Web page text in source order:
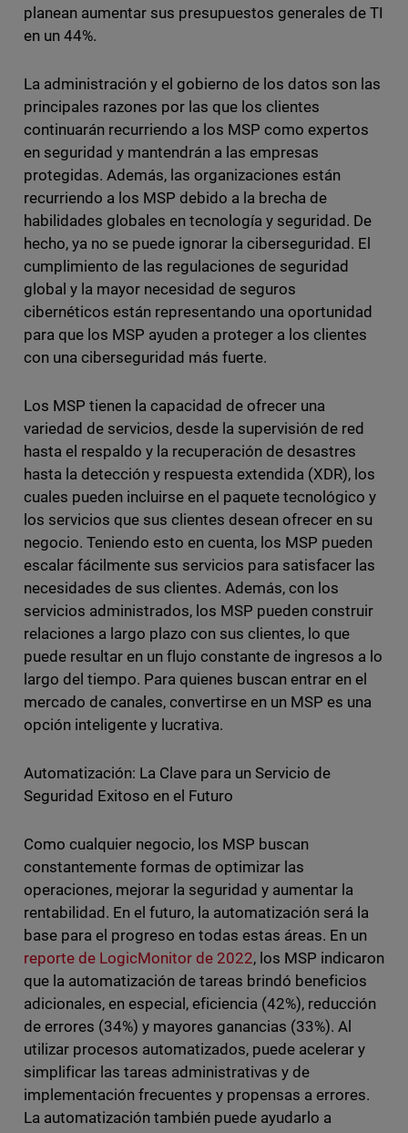
planean aumentar sus presupuestos generales de TI
en un 44%.
La administración y el gobierno de los datos son las
principales razones por las que los clientes
continuarán recurriendo a los MSP como expertos
en seguridad y mantendrán a las empresas
protegidas. Además, las organizaciones están
recurriendo a los MSP debido a la brecha de
habilidades globales en tecnología y seguridad. De
hecho, ya no se puede ignorar la ciberseguridad. El
cumplimiento de las regulaciones de seguridad
global y la mayor necesidad de seguros
cibernéticos están representando una oportunidad
para que los MSP ayuden a proteger a los clientes
con una ciberseguridad más fuerte.
Los MSP tienen la capacidad de ofrecer una
variedad de servicios, desde la supervisión de red
hasta el respaldo y la recuperación de desastres
hasta la detección y respuesta extendida (XDR), los
cuales pueden incluirse en el paquete tecnológico y
los servicios que sus clientes desean ofrecer en su
negocio. Teniendo esto en cuenta, los MSP pueden
escalar fácilmente sus servicios para satisfacer las
necesidades de sus clientes. Además, con los
servicios administrados, los MSP pueden construir
relaciones a largo plazo con sus clientes, lo que
puede resultar en un flujo constante de ingresos a lo
largo del tiempo. Para quienes buscan entrar en el
mercado de canales, convertirse en un MSP es una
opción inteligente y lucrativa.
Automatización: La Clave para un Servicio de
Seguridad Exitoso en el Futuro
Como cualquier negocio, los MSP buscan
constantemente formas de optimizar las
operaciones, mejorar la seguridad y aumentar la
rentabilidad. En el futuro, la automatización será la
base para el progreso en todas estas áreas. En un
reporte de LogicMonitor de 2022, los MSP indicaron
que la automatización de tareas brindó beneficios
adicionales, en especial, eficiencia (42%), reducción
de errores (34%) y mayores ganancias (33%). Al
utilizar procesos automatizados, puede acelerar y
simplificar las tareas administrativas y de
implementación frecuentes y propensas a errores.
La automatización también puede ayudarlo a